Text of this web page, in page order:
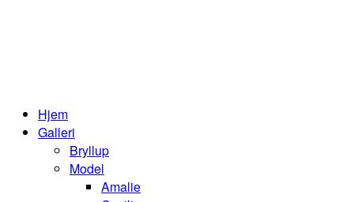
Hjem
Galleri
Bryllup
Model
Amalie